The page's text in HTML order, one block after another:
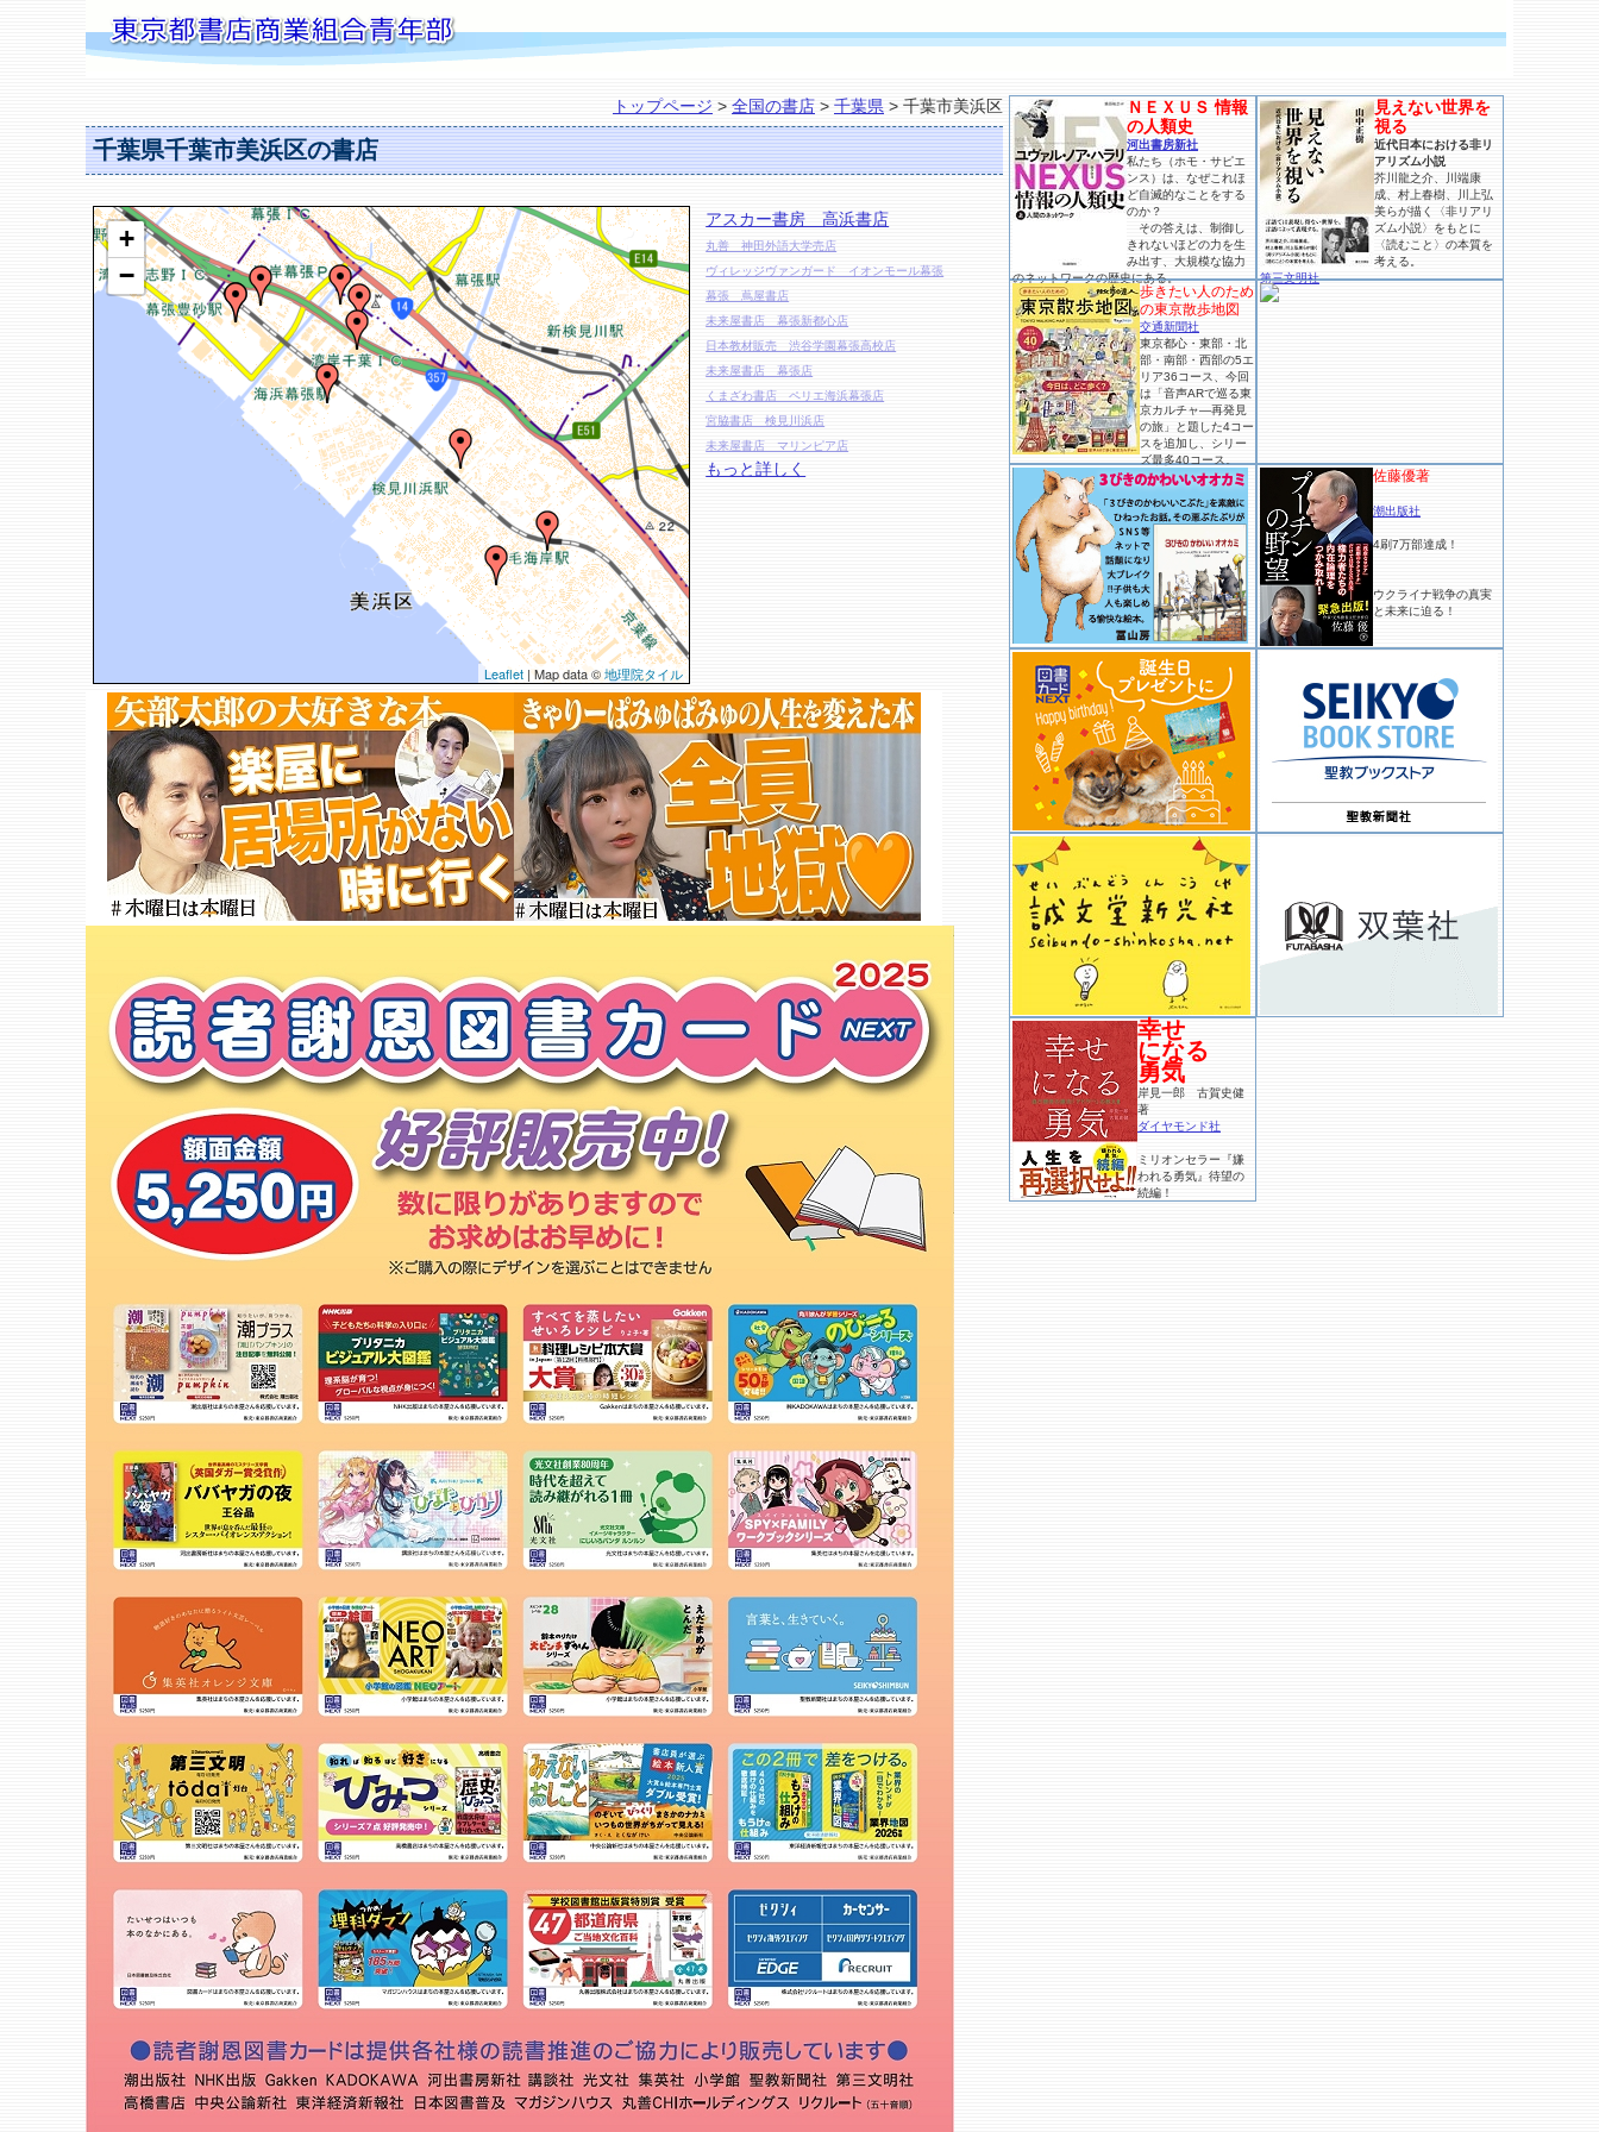
トップページ > 全国の書店 > 千葉県 > 千葉市美浜区
千葉県千葉市美浜区の書店
+
−
Leaflet | Map data ©地理院タイル
アスカー書房 高浜書店
丸善 神田外語大学売店
ヴィレッジヴァンガード イオンモール幕張
幕張 蔦屋書店
未来屋書店 幕張新都心店
日本教材販売 渋谷学園幕張高校店
未来屋書店 幕張店
くまざわ書店 ペリエ海浜幕張店
宮脇書店 検見川浜店
未来屋書店 マリンピア店
もっと詳しく
ＮＥＸＵＳ 情報
の人類史
河出書房新社
私たち（ホモ・サピエ
ンス）は、なぜこれほ
ど自滅的なことをする
のか？
その答えは、制御し
きれないほどの力を生
み出す、大規模な協力
のネットワークの歴史にある。
見えない世界を
視る
近代日本における非リ
アリズム小説
芥川龍之介、川端康
成、村上春樹、川上弘
美らが描く〈非リアリ
ズム小説〉をもとに
〈読むこと〉の本質を
考える。
第三文明社
歩きたい人のため
の東京散歩地図
交通新聞社
東京都心・東部・北
部・南部・西部の5エ
リア36コース、今回
は「音声ARで巡る東
京カルチャ―再発見
の旅」と題した4コー
スを追加し、シリー
ズ最多40コース。
佐藤優著
潮出版社
4刷7万部達成！
ウクライナ戦争の真実
と未来に迫る！
幸せ
になる
勇気
岸見一郎 古賀史健
著
ダイヤモンド社
ミリオンセラー『嫌
われる勇気』待望の
続編！